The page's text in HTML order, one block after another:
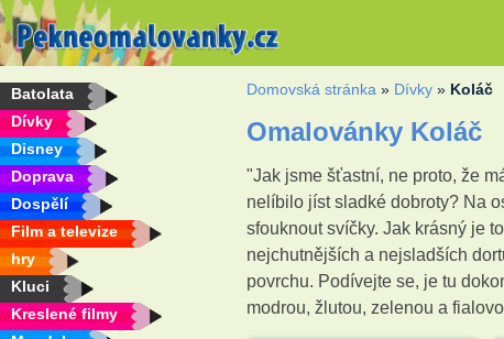
Batolata
Dívky
Disney
Doprava
Dospělí
Film a televize
hry
Kluci
Kreslené filmy
Domovská stránka » Dívky » Koláč
Omalovánky Koláč
"Jak jsme šťastní, ne proto, že
nelíbilo jíst sladké dobroty? Na
sfouknout svíčky. Jak krásný je
nejchutnějších a nejsladších
povrchu. Podívejte se, je tu
modrou, žlutou, zelenou a